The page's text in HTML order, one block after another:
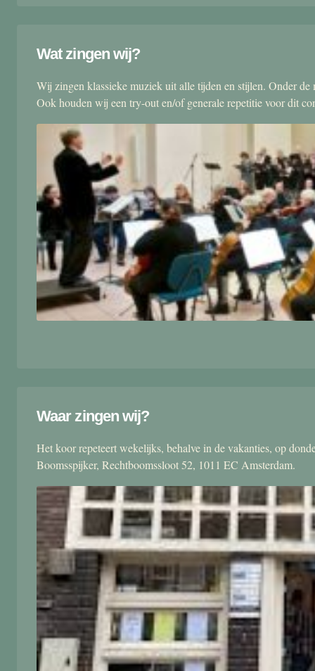
Wat zingen wij?
Wij zingen klassieke muziek uit alle tijden en stijlen. Onder
Ook houden wij een try-out en/of generale repetitie voor dit
Waar zingen wij?
Het koor repeteert wekelijks, behalve in de vakanties, op
Boomsspijker, Rechtboomssloot 52, 1011 EC Amsterdam.